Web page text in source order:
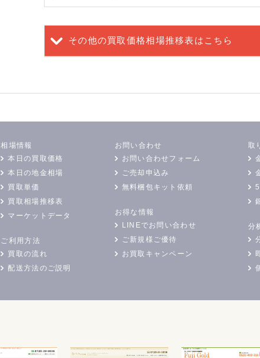
その他の買取価格相場推移表はこちら
相場情報
本日の買取価格
本日の地金相場
買取単価
買取相場推移表
マーケットデータ
ご利用方法
買取の流れ
配送方法のご説明
お問い合わせ
お問い合わせフォーム
ご売却申込み
無料梱包キット依頼
お得な情報
LINEでお問い合わせ
ご新規様ご優待
お買取キャンペーン
取
分